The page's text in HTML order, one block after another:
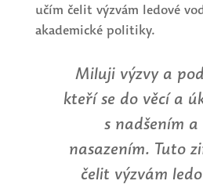
učím čelit výzvám ledové
akademické politiky.
Miluji výzvy a
kteří se do věcí a
s nadšením
nasazením. Tuto
čelit výzvám